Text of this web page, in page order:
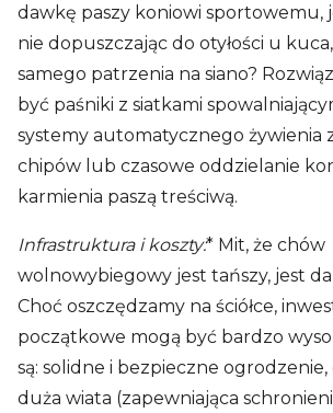
dawkę paszy koniowi sportowemu,
nie dopuszczając do otyłości u
samego patrzenia na siano?
być paśniki z siatkami
systemy automatycznego żywienia
chipów lub czasowe oddzielanie
karmienia paszą treściwą.
Infrastruktura i koszty:* Mit, że chów
wolnowybiegowy jest tańszy, jest
Choć oszczędzamy na ściółce,
początkowe mogą być bardzo
są: solidne i bezpieczne
duża wiata (zapewniająca